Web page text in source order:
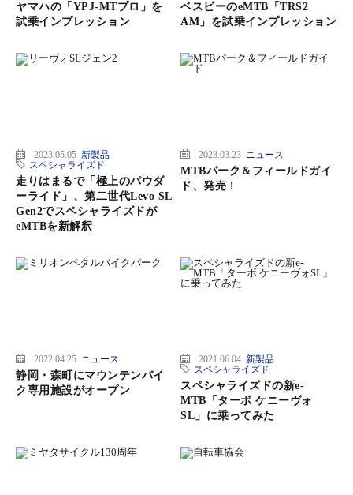
ヤマハの「YPJ-MTプロ」を
試乗インプレッション
ベスビーのeMTB「TRS2
AM」を試乗インプレッション
2023.05.05 新製品
スペシャライズド
走りはまるで「極上のパウダ
ーライド」、第二世代Levo SL
Gen2でスペシャライズドが
eMTBを新解釈
2023.03.23 ニュース
MTBパーク＆フィールドガイ
ド、発売！
2022.04.25 ニュース
静岡・森町にマウンテンバイ
ク専用施設がオープン
2021.06.04 新製品
スペシャライズド
スペシャライズドの新e-
MTB「ターボ ケニーヴォ
SL」に乗ってみた